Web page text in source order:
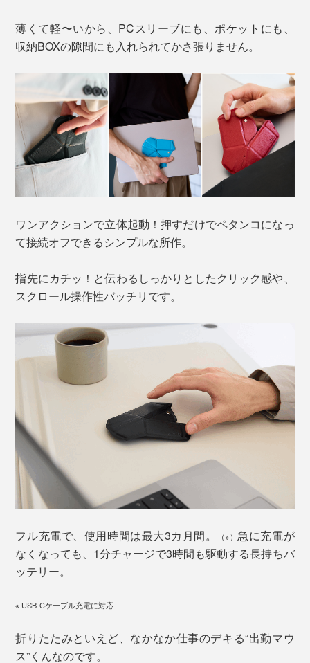
薄くて軽〜いから、PCスリーブにも、ポケットにも、
収納BOXの隙間にも入れられてかさ張りません。
ワンアクションで立体起動！押すだけでペタンコになっ
て接続オフできるシンプルな所作。
指先にカチッ！と伝わるしっかりとしたクリック感や、
スクロール操作性バッチリです。
フル充電で、使用時間は最大3カ月間。 （※）急に充電が
なくなっても、1分チャージで3時間も駆動する長持ちバ
ッテリー。
※ USB-Cケーブル充電に対応
折りたたみといえど、なかなか仕事のデキる“出勤マウ
ス”くんなのです。